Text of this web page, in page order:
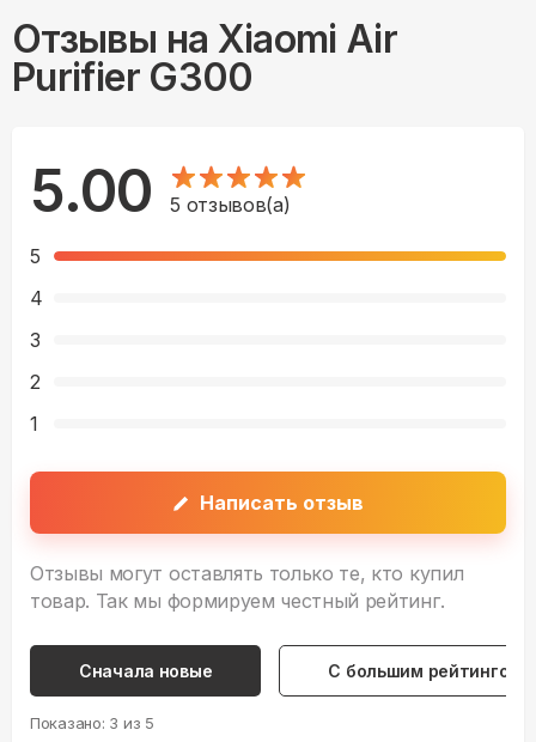
Отзывы на Xiaomi Air
Purifier G300
5.00 5 отзывов(а)
5
4
3
2
1
Написать отзыв
Отзывы могут оставлять только те, кто купил
товар. Так мы формируем честный рейтинг.
Сначала новые С большим рейтингом
Показано: 3 из 5